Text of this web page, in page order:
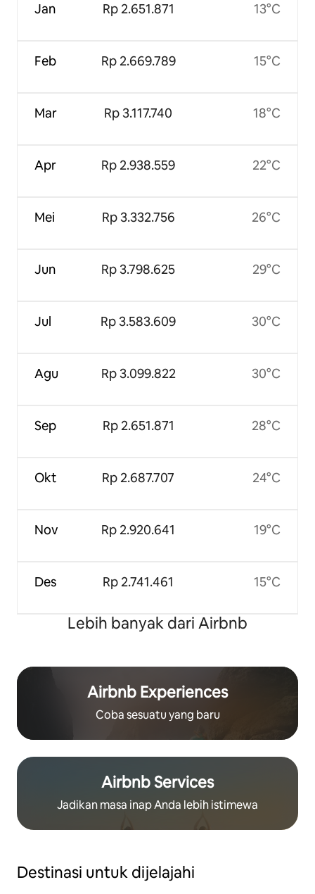
Jan
Feb
Mar
Apr
Mei
Jun
Jul
Agu
Sep
Okt
Nov
Des
Rp 2.651.871
Rp 2.669.789
Rp 3.117.740
Rp 2.938.559
Rp 3.332.756
Rp 3.798.625
Rp 3.583.609
Rp 3.099.822
Rp 2.651.871
Rp 2.687.707
Rp 2.920.641
Rp 2.741.461
13°C
15°C
18°C
22°C
26°C
29°C
30°C
30°C
28°C
24°C
19°C
15°C
Lebih banyak dari Airbnb
Airbnb Experiences
Coba sesuatu yang baru
Airbnb Services
Jadikan masa inap Anda lebih istimewa
Destinasi untuk dijelajahi